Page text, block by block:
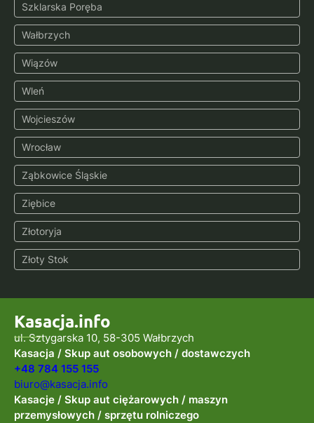
Szklarska Poręba
Wałbrzych
Wiązów
Wleń
Wojcieszów
Wrocław
Ząbkowice Śląskie
Ziębice
Złotoryja
Złoty Stok
Kasacja.info
ul. Sztygarska 10, 58-305 Wałbrzych
Kasacja / Skup aut osobowych / dostawczych
+48 784 155 155
biuro@kasacja.info
Kasacje / Skup aut ciężarowych / maszyn
przemysłowych / sprzętu rolniczego